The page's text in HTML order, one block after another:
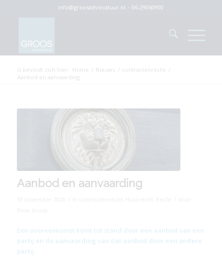
info@groosadvocatuur.nl –06-29060900
U bevindt zich hier: Home / Nieuws / contractenrecht /
Aanbod en aanvaarding
Aanbod en aanvaarding
Een overeenkomst komt tot stand door een aanbod van een
partij en de aanvaarding van dat aanbod door een andere
partij.